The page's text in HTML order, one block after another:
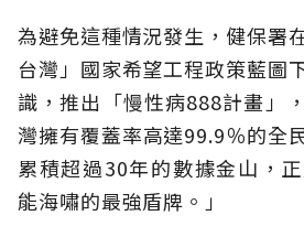
為避免這種情況發生，健保署
台灣」國家希望工程政策藍圖
識，推出「慢性病888計畫」
灣擁有覆蓋率高達99.9％的全
累積超過30年的數據金山，
能海嘯的最強盾牌。」